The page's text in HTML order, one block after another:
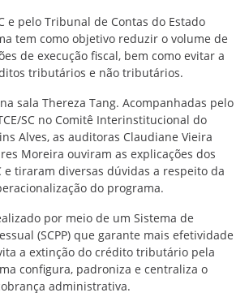
e pelo Tribunal de Contas do Estado
tem como objetivo reduzir o volume de
de execução fiscal, bem como evitar a
tributários e não tributários.
sala Thereza Tang. Acompanhadas pelo
SC no Comitê Interinstitucional do
Alves, as auditoras Claudiane Vieira
Moreira ouviram as explicações dos
e tiraram diversas dúvidas a respeito da
do programa.
por meio de um Sistema de
(SCPP) que garante mais efetividade
a extinção do crédito tributário pela
configura, padroniza e centraliza o
administrativa.